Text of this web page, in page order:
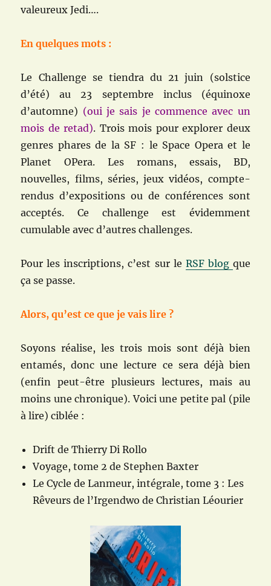
valeureux Jedi….
En quelques mots :
Le Challenge se tiendra du 21 juin (solstice
d’été) au 23 septembre inclus (équinoxe
d’automne) (oui je sais je commence avec un
mois de retad). Trois mois pour explorer deux
genres phares de la SF : le Space Opera et le
Planet OPera. Les romans, essais, BD,
nouvelles, films, séries, jeux vidéos, compte-
rendus d’expositions ou de conférences sont
acceptés. Ce challenge est évidemment
cumulable avec d’autres challenges.
Pour les inscriptions, c’est sur le RSF blog que
ça se passe.
Alors, qu’est ce que je vais lire ?
Soyons réalise, les trois mois sont déjà bien
entamés, donc une lecture ce sera déjà bien
(enfin peut-être plusieurs lectures, mais au
moins une chronique). Voici une petite pal (pile
à lire) ciblée :
Drift de Thierry Di Rollo
Voyage, tome 2 de Stephen Baxter
Le Cycle de Lanmeur, intégrale, tome 3 : Les
Rêveurs de l’Irgendwo de Christian Léourier